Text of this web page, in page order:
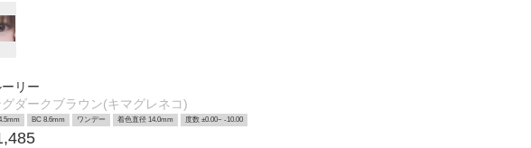
リー
グダークブラウン(キマグレネコ)
BC 8.6mm ワンデー 着色直径 14.0mm 度数 ±0.00~ -10.00